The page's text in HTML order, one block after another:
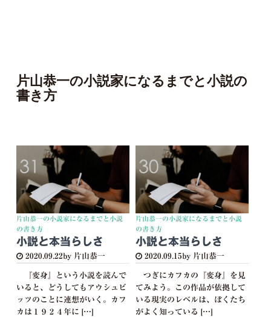
片山恭一の小説家になるまでと小説の
書き方
片山恭一の小説家になるまでと小説
の書き方
小説と本当らしさ
2020.09.22 by 片山恭一
『変身』という小説を読んで
いると、どうしてもアウシュビ
ッツのことに連想がいく。カフ
カは１９２４年に […]
片山恭一の小説家になるまでと小説
の書き方
小説と本当らしさ
2020.09.15 by 片山恭一
つぎにカフカの『変身』を見
てみよう。この作品が依拠して
いる現実のレベルは、ぼくたち
がよく知っている […]